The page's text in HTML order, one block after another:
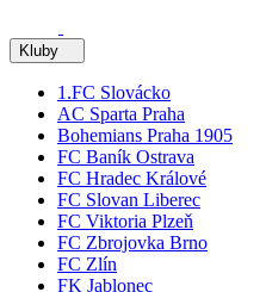
Kluby
1.FC Slovácko
AC Sparta Praha
Bohemians Praha 1905
FC Baník Ostrava
FC Hradec Králové
FC Slovan Liberec
FC Viktoria Plzeň
FC Zbrojovka Brno
FC Zlín
FK Jablonec